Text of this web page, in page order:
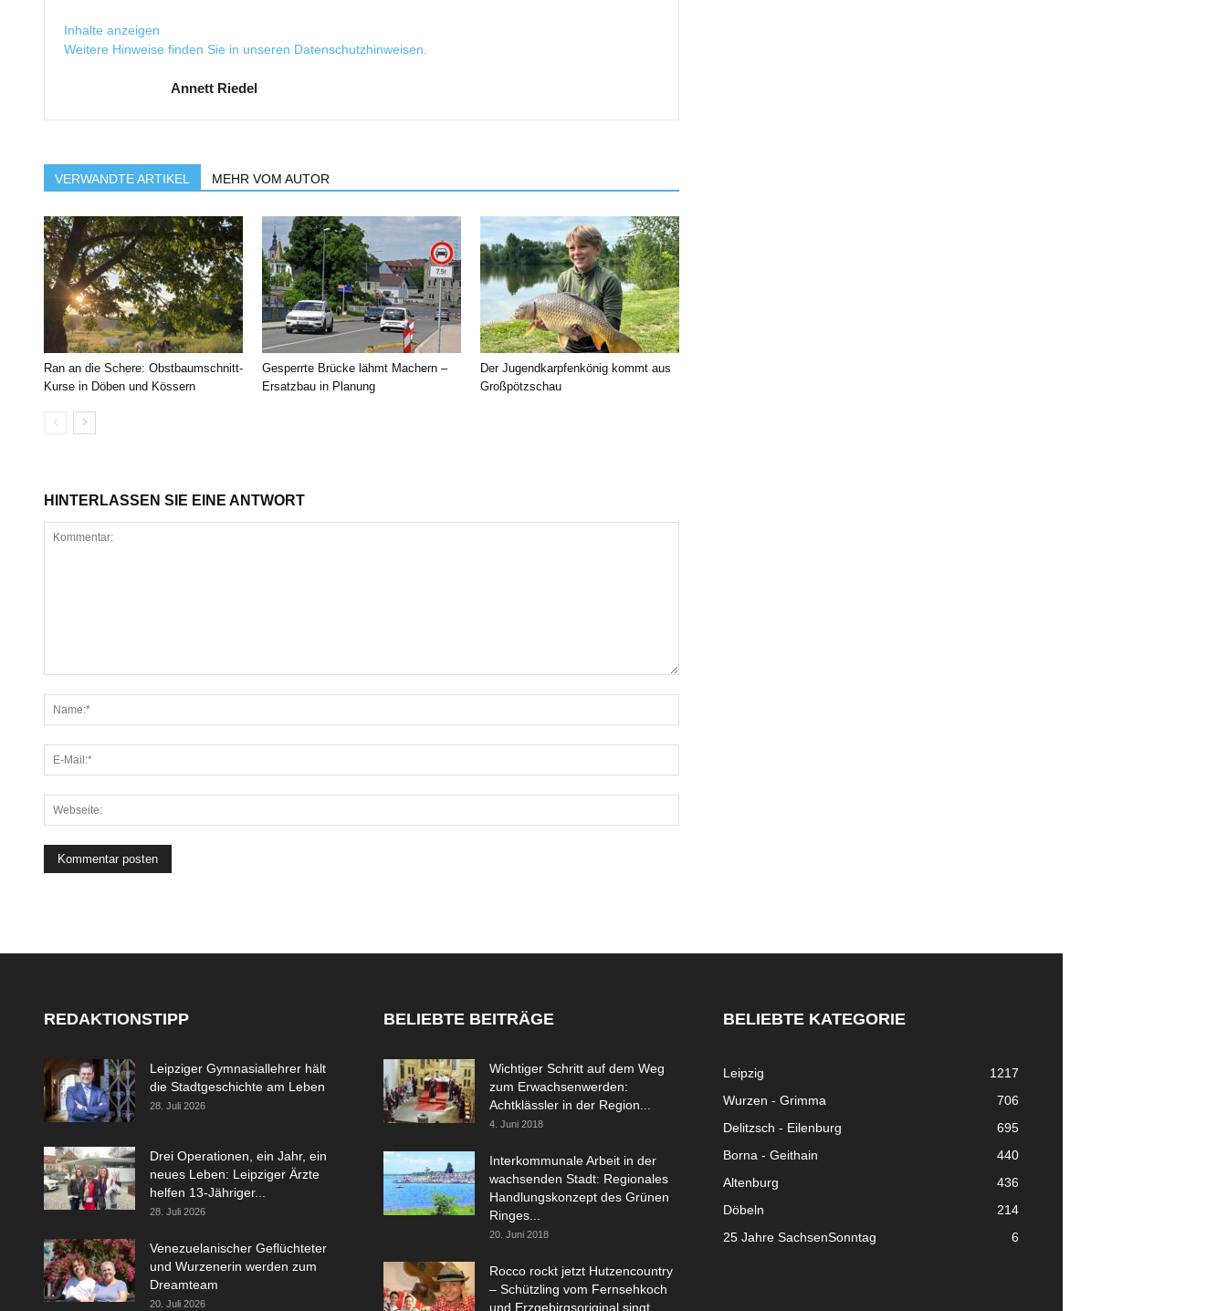
Inhalte anzeigen
Weitere Hinweise finden Sie in unseren Datenschutzhinweisen
Annett Riedel
VERWANDTE ARTIKEL MEHR VOM AUTOR
Ran an die Schere: Obstbaumschnitt-
Kurse in Döben und Kössern
Gesperrte Brücke lähmt Machern –
Ersatzbau in Planung
Der Jugendkarpfenkönig kommt aus
Großpötzschau
HINTERLASSEN SIE EINE ANTWORT
REDAKTIONSTIPP
Leipziger Gymnasiallehrer hält
die Stadtgeschichte am Leben
28. Juli 2026
Drei Operationen, ein Jahr, ein
neues Leben: Leipziger Ärzte
helfen 13-Jähriger...
28. Juli 2026
Venezuelanischer Geflüchteter
und Wurzenerin werden zum
Dreamteam
20. Juli 2026
BELIEBTE BEITRÄGE
Wichtiger Schritt auf dem Weg
zum Erwachsenwerden:
Achtklässler in der Region...
4. Juni 2018
Interkommunale Arbeit in der
wachsenden Stadt: Regionales
Handlungskonzept des Grünen
Ringes...
20. Juni 2018
Rocco rockt jetzt Hutzencountry
– Schützling vom Fernsehkoch
und Erzgebirgsoriginal singt...
BELIEBTE KATEGORIE
Leipzig
1217
Wurzen - Grimma
706
Delitzsch - Eilenburg
695
Borna - Geithain
440
Altenburg
436
Döbeln
214
25 Jahre SachsenSonntag
6